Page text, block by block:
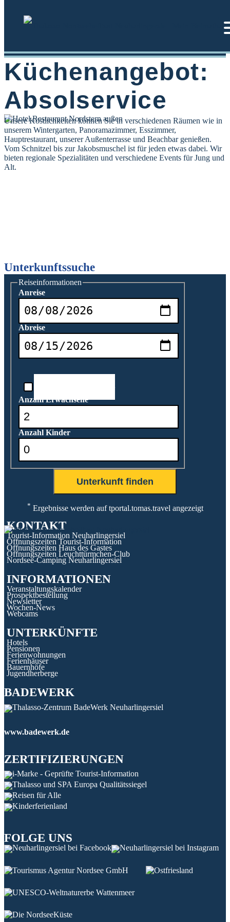
springen
Küchenangebot:
Absolservice
Unsere Köstlichkeiten können Sie in verschiedenen Räumen wie in
unserem Wintergarten, Panoramazimmer, Esszimmer,
Hauptrestaurant, unserer Außenterrasse und Beachbar genießen.
Vom Schnitzel bis zur Jakobsmuschel ist für jeden etwas dabei. Wir
bieten regionale Spezialitäten und verschiedene Events für Jung und
Alt.
Unterkunftssuche
Reiseinformationen
Anreise
Abreise
Anzahl Erwachsene
Anzahl Kinder
* Ergebnisse werden auf tportal.tomas.travel angezeigt
KONTAKT
Tourist-Information Neuharlingersiel
Öffnungszeiten Tourist-Information
Öffnungszeiten Haus des Gastes
Öffnungszeiten Leuchttürmchen-Club
Nordsee-Camping Neuharlingersiel
INFORMATIONEN
Veranstaltungskalender
Prospektbestellung
Newsletter
Wochen-News
Webcams
UNTERKÜNFTE
Hotels
Pensionen
Ferienwohnungen
Ferienhäuser
Bauernhöfe
Jugendherberge
BADEWERK
www.badewerk.de
ZERTIFIZIERUNGEN
FOLGE UNS